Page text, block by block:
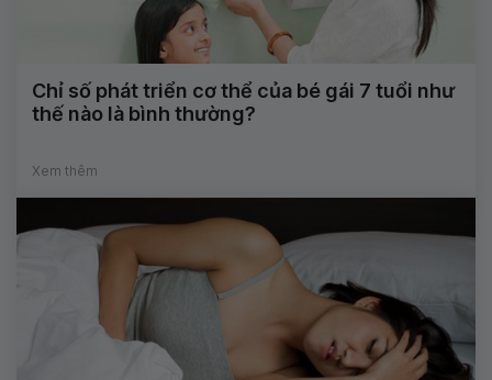
Chỉ số phát triển cơ thể của bé gái 7 tuổi như
thế nào là bình thường?
Xem thêm